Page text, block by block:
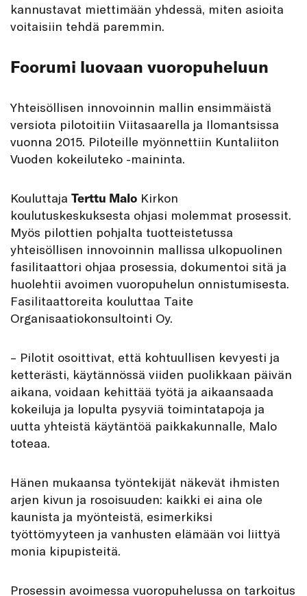
kannustavat miettimään yhdessä, miten asioita
voitaisiin tehdä paremmin.
Foorumi luovaan vuoropuheluun
Yhteisöllisen innovoinnin mallin ensimmäistä
versiota pilotoitiin Viitasaarella ja Ilomantsissa
vuonna 2015. Piloteille myönnettiin Kuntaliiton
Vuoden kokeiluteko -maininta.
Kouluttaja Terttu Malo Kirkon
koulutuskeskuksesta ohjasi molemmat prosessit.
Myös pilottien pohjalta tuotteistetussa
yhteisöllisen innovoinnin mallissa ulkopuolinen
fasilitaattori ohjaa prosessia, dokumentoi sitä ja
huolehtii avoimen vuoropuhelun onnistumisesta.
Fasilitaattoreita kouluttaa Taite
Organisaatiokonsultointi Oy.
– Pilotit osoittivat, että kohtuullisen kevyesti ja
ketterästi, käytännössä viiden puolikkaan päivän
aikana, voidaan kehittää työtä ja aikaansaada
kokeiluja ja lopulta pysyviä toimintatapoja ja
uutta yhteistä käytäntöä paikkakunnalle, Malo
toteaa.
Hänen mukaansa työntekijät näkevät ihmisten
arjen kivun ja rosoisuuden: kaikki ei aina ole
kaunista ja myönteistä, esimerkiksi
työttömyyteen ja vanhusten elämään voi liittyä
monia kipupisteitä.
Prosessin avoimessa vuoropuhelussa on tarkoitus